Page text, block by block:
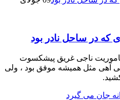
که در ساحل نادر بود
ماموریت ناجی غریق پیشکسوت
آهی مثل همیشه موفق بود ، ولی